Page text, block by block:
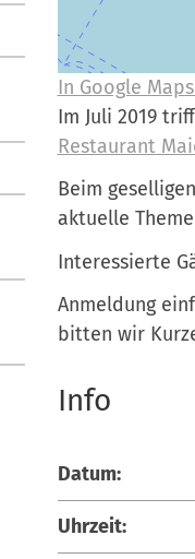
In Google
Im Juli 2019
Restaurant
Beim
aktuelle
Interessierte
Anmeldung
bitten wir
Info
Datum:
Uhrzeit: